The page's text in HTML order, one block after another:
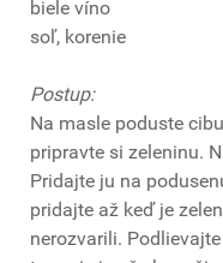
biele víno
soľ, korenie
Postup:
Na masle poduste
pripravte si zeleninu.
Pridajte ju na
pridajte až keď je
nerozvarili.